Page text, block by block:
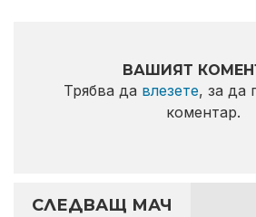
ВАШИЯТ
Трябва да влезете, за да
коментар.
СЛЕДВАЩ МАЧ